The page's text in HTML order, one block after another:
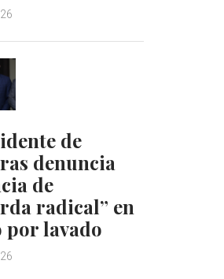
de
denuncia
de
radical” en
por lavado